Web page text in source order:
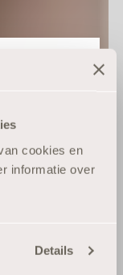
cookies en
informatie over
Details
die